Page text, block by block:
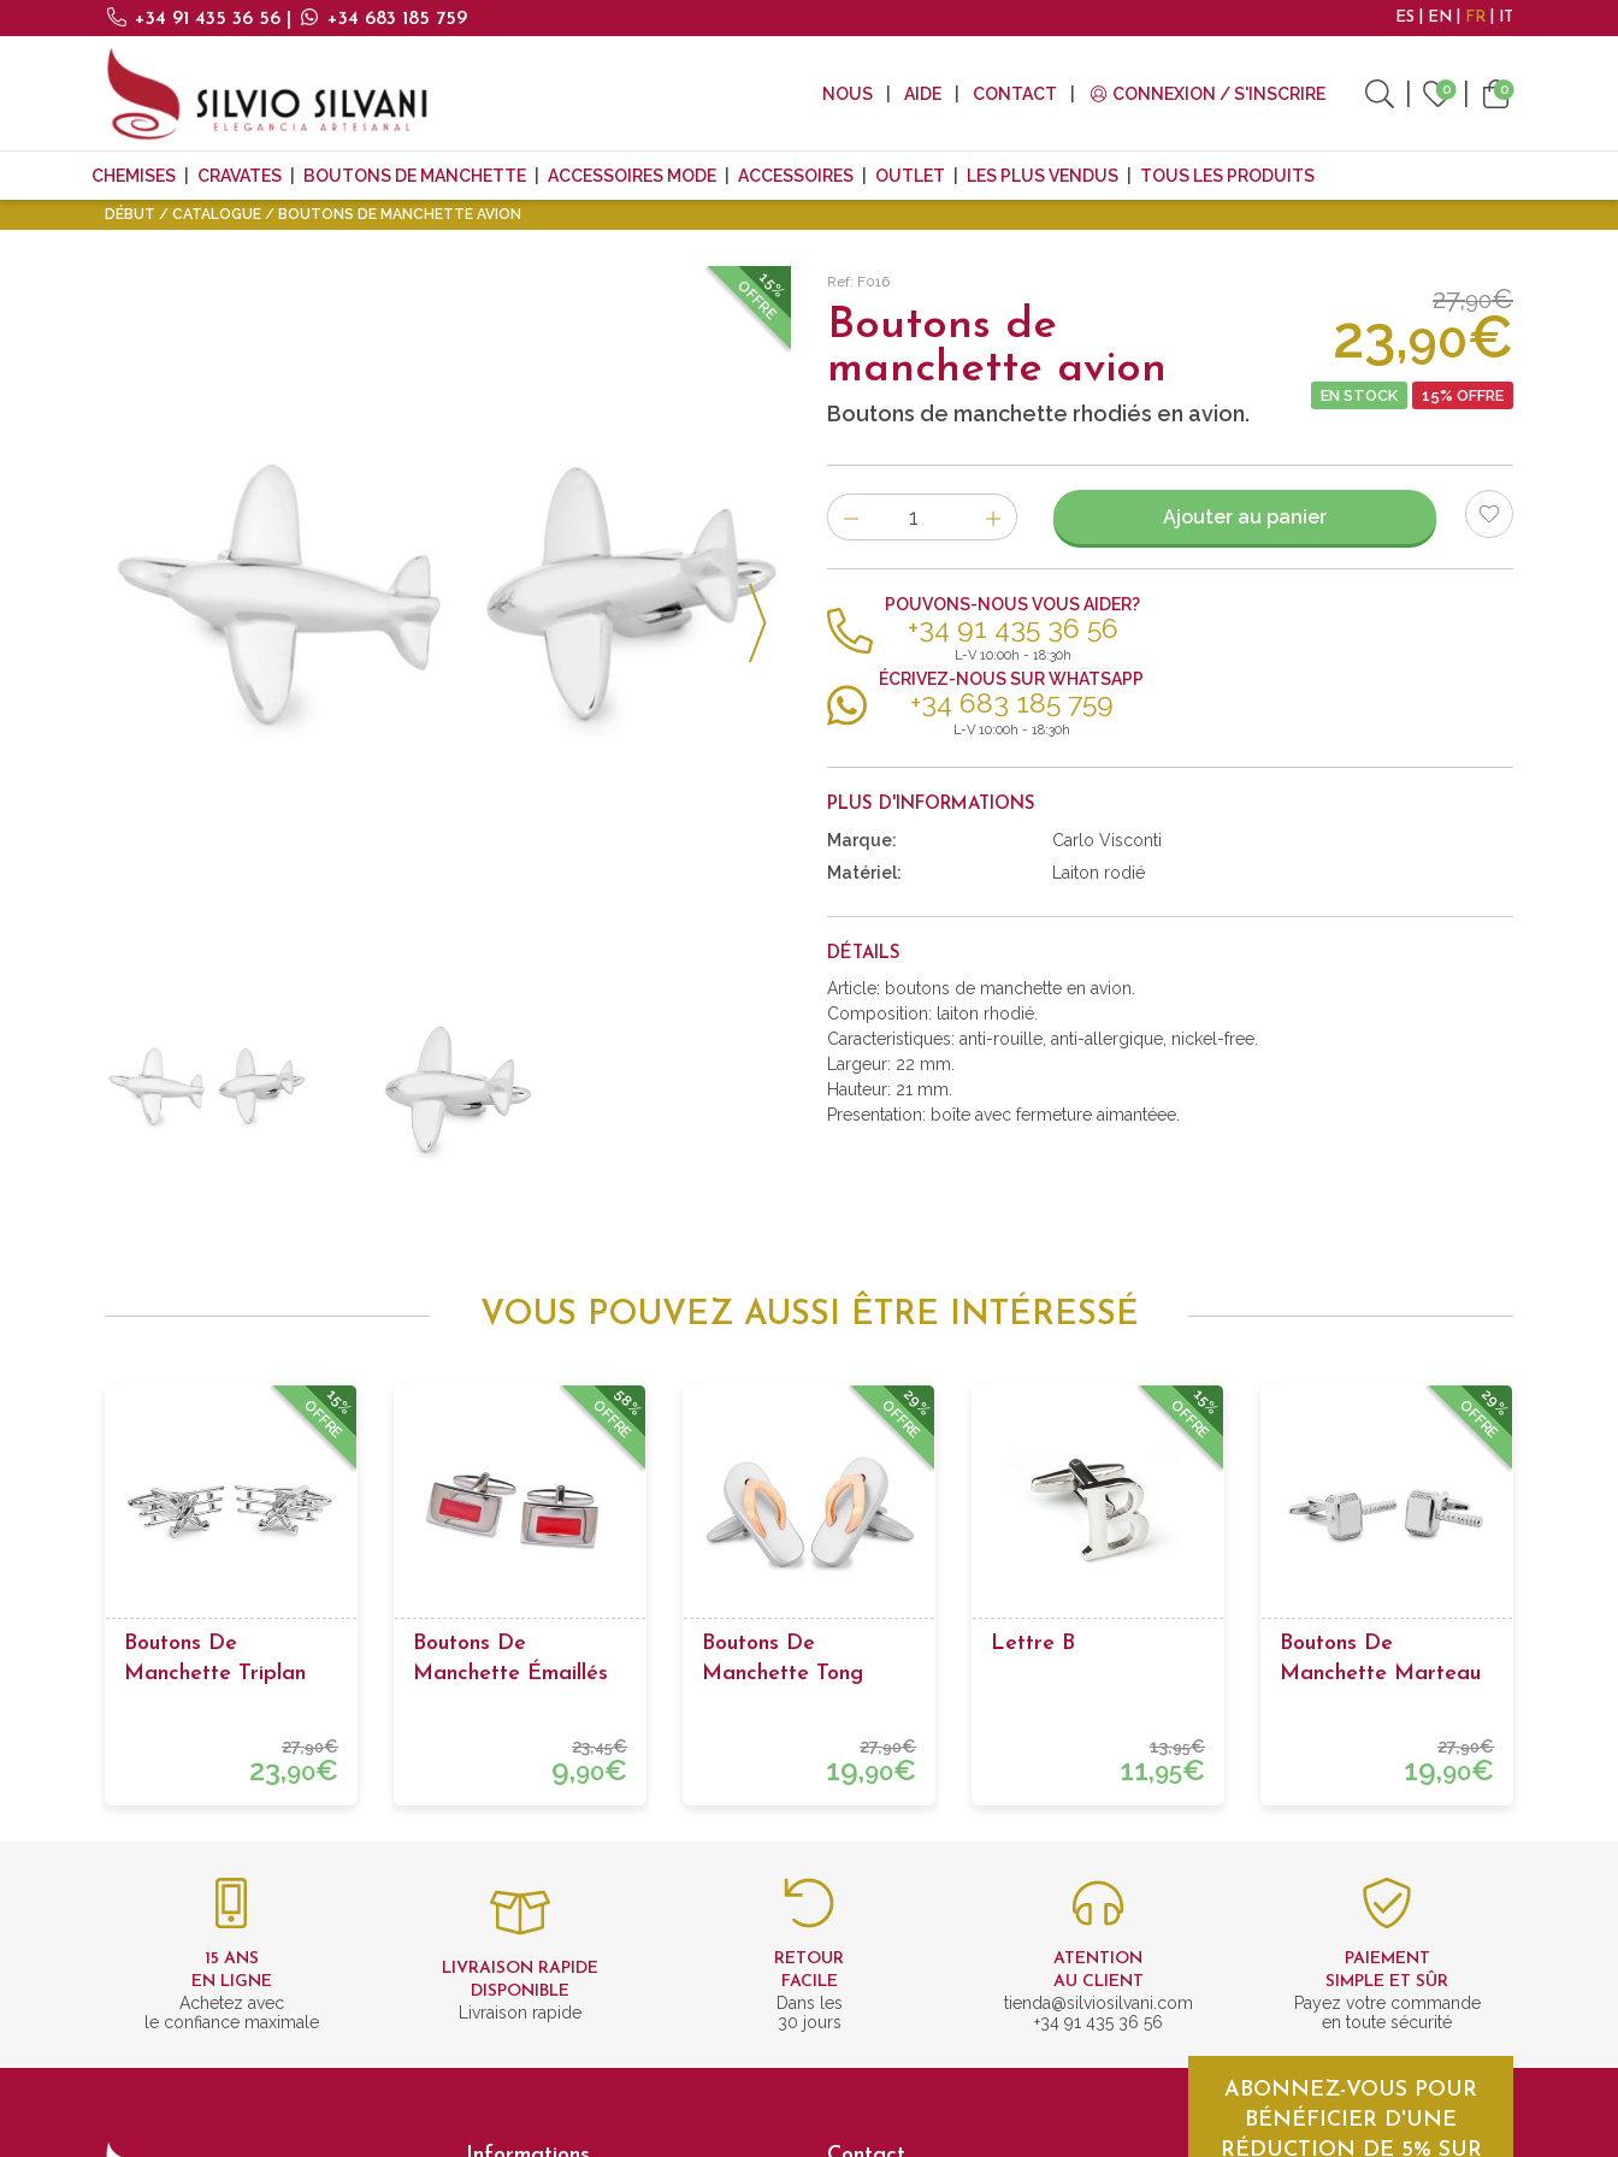
+34 91 435 36 56 +34 683 185 759 ES EN FR IT
NOUS AIDE CONTACT CONNEXION / S'INSCRIRE 0 0
CHEMISES CRAVATES BOUTONS DE MANCHETTE ACCESSOIRES MODE ACCESSOIRES OUTLET LES PLUS VENDUS TOUS LES PRODUITS
DÉBUT CATALOGUE BOUTONS DE MANCHETTE AVION
15%
OFFRE Ref: F016
Boutons de
manchette avion
Boutons de manchette rhodiés en avion.
27,90€
23,90€
EN STOCK 15% OFFRE
Nombre
d'items
Ajouter au panier
POUVONS-NOUS VOUS AIDER?
+34 91 435 36 56
L-V 10:00h - 18:30h
ÉCRIVEZ-NOUS SUR WHATSAPP
+34 683 185 759
L-V 10:00h - 18:30h
PLUS D'INFORMATIONS
Marque:
Carlo Visconti
Matériel:
Laiton rodié
DÉTAILS
Article: boutons de manchette en avion.
Composition: laiton rhodié.
Caracteristiques: anti-rouille, anti-allergique, nickel-free.
Largeur: 22 mm.
Hauteur: 21 mm.
Presentation: boîte avec fermeture aimantéee.
VOUS POUVEZ AUSSI ÊTRE INTÉRESSÉ
15%
OFFRE
Boutons De
Manchette Triplan
27,90€
23,90€
58%
OFFRE
Boutons De
Manchette Émaillés
23,45€
9,90€
29%
OFFRE
Boutons De
Manchette Tong
27,90€
19,90€
15%
OFFRE
Lettre B
13,95€
11,95€
29%
OFFRE
Boutons De
Manchette Marteau
27,90€
19,90€
15 ANS
EN LIGNE
Achetez avec
le confiance maximale
LIVRAISON RAPIDE
DISPONIBLE
Livraison rapide
RETOUR
FACILE
Dans les
30 jours
ATENTION
AU CLIENT
tienda@silviosilvani.com
+34 91 435 36 56
PAIEMENT
SIMPLE ET SÛR
Payez votre commande
en toute sécurité
ABONNEZ-VOUS POUR
BÉNÉFICIER D'UNE
RÉDUCTION DE 5% SUR